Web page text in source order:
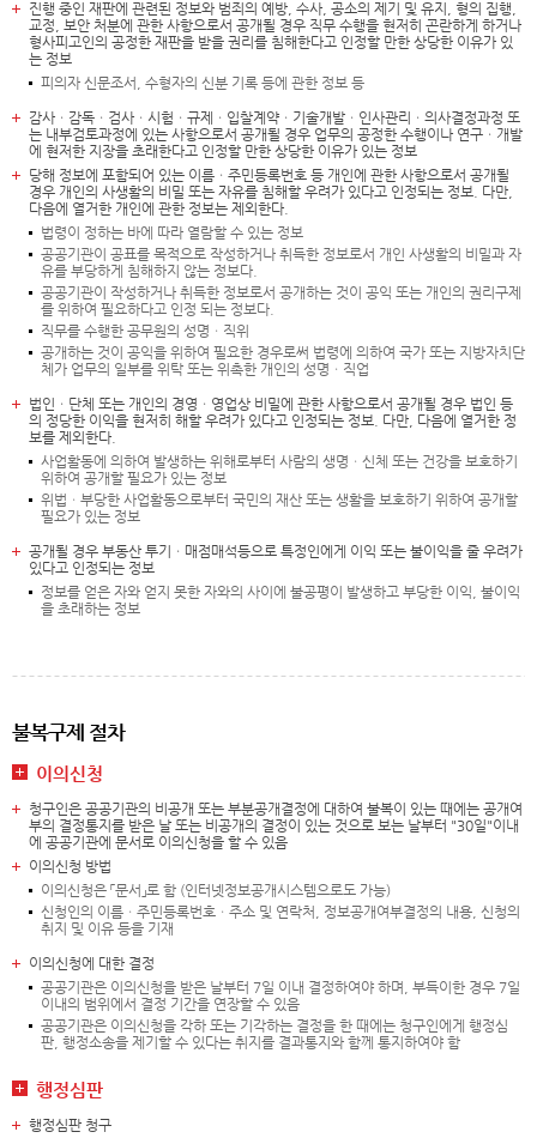
진행 중인 재판에 관련된 정보와 범죄의 예방, 수사, 공소의 제기 및 유지, 형의 집행,
교정, 보안 처분에 관한 사항으로서 공개될 경우 직무 수행을 현저히 곤란하게 하거나
형사피고인의 공정한 재판을 받을 권리를 침해한다고 인정할 만한 상당한 이유가 있
는 정보
피의자 신문조서, 수형자의 신분 기록 등에 관한 정보 등
감사ㆍ감독ㆍ검사ㆍ시험ㆍ규제ㆍ입찰계약ㆍ기술개발ㆍ인사관리ㆍ의사결정과정 또
는 내부검토과정에 있는 사항으로서 공개될 경우 업무의 공정한 수행이나 연구ㆍ개발
에 현저한 지장을 초래한다고 인정할 만한 상당한 이유가 있는 정보
당해 정보에 포함되어 있는 이름ㆍ주민등록번호 등 개인에 관한 사항으로서 공개될
경우 개인의 사생활의 비밀 또는 자유를 침해할 우려가 있다고 인정되는 정보. 다만,
다음에 열거한 개인에 관한 정보는 제외한다.
법령이 정하는 바에 따라 열람할 수 있는 정보
공공기관이 공표를 목적으로 작성하거나 취득한 정보로서 개인 사생활의 비밀과 자
유를 부당하게 침해하지 않는 정보다.
공공기관이 작성하거나 취득한 정보로서 공개하는 것이 공익 또는 개인의 권리구제
를 위하여 필요하다고 인정 되는 정보다.
직무를 수행한 공무원의 성명ㆍ직위
공개하는 것이 공익을 위하여 필요한 경우로써 법령에 의하여 국가 또는 지방자치단
체가 업무의 일부를 위탁 또는 위촉한 개인의 성명ㆍ직업
법인ㆍ단체 또는 개인의 경영ㆍ영업상 비밀에 관한 사항으로서 공개될 경우 법인 등
의 정당한 이익을 현저히 해할 우려가 있다고 인정되는 정보. 다만, 다음에 열거한 정
보를 제외한다.
사업활동에 의하여 발생하는 위해로부터 사람의 생명ㆍ신체 또는 건강을 보호하기
위하여 공개할 필요가 있는 정보
위법ㆍ부당한 사업활동으로부터 국민의 재산 또는 생활을 보호하기 위하여 공개할
필요가 있는 정보
공개될 경우 부동산 투기ㆍ매점매석등으로 특정인에게 이익 또는 불이익을 줄 우려가
있다고 인정되는 정보
정보를 얻은 자와 얻지 못한 자와의 사이에 불공평이 발생하고 부당한 이익, 불이익
을 초래하는 정보
불복구제 절차
이의신청
청구인은 공공기관의 비공개 또는 부분공개결정에 대하여 불복이 있는 때에는 공개여
부의 결정통지를 받은 날 또는 비공개의 결정이 있는 것으로 보는 날부터 "30일"이내
에 공공기관에 문서로 이의신청을 할 수 있음
이의신청 방법
이의신청은 「문서」로 함 (인터넷정보공개시스템으로도 가능)
신청인의 이름ㆍ주민등록번호ㆍ주소 및 연락처, 정보공개여부결정의 내용, 신청의
취지 및 이유 등을 기재
이의신청에 대한 결정
공공기관은 이의신청을 받은 날부터 7일 이내 결정하여야 하며, 부득이한 경우 7일
이내의 범위에서 결정 기간을 연장할 수 있음
공공기관은 이의신청을 각하 또는 기각하는 결정을 한 때에는 청구인에게 행정심
판, 행정소송을 제기할 수 있다는 취지를 결과통지와 함께 통지하여야 함
행정심판
행정심판 청구